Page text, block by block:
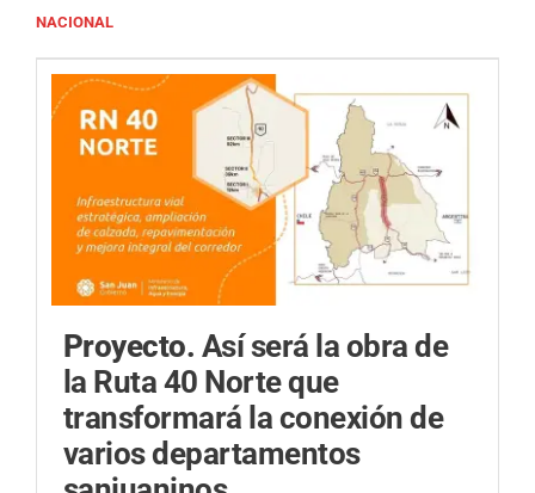
NACIONAL
Proyecto. Así será la obra de
la Ruta 40 Norte que
transformará la conexión de
varios departamentos